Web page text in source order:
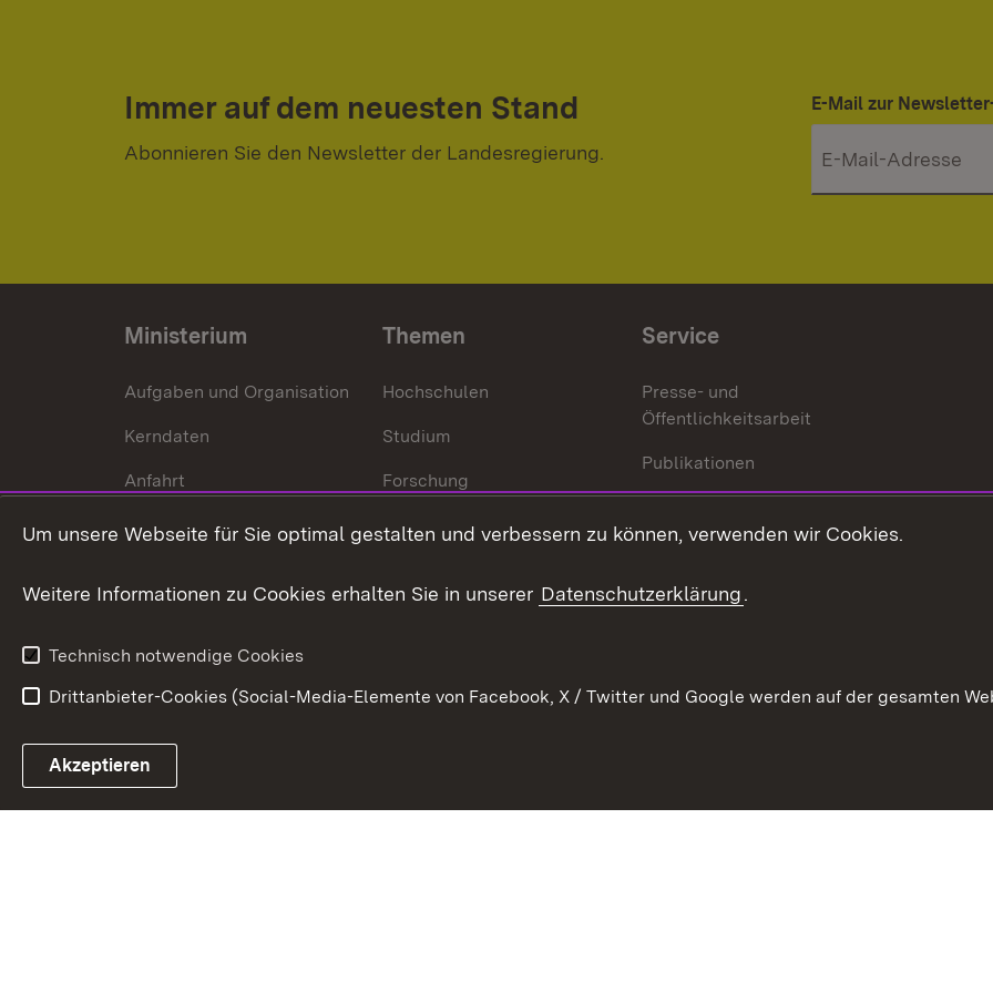
Immer auf dem neuesten Stand
Abonnieren Sie den Newsletter der Landesregierung.
E-Mail zur
Ministerium
Aufgaben und Organisation
Kerndaten
Anfahrt
Themen
Hochschulen
Studium
Forschung
Internationales
Service
Presse- und
Öffentlichkeitsarbeit
Publikationen
Mediathek
Ausschreibungen
Link zum Landesportal
Um unsere Webseite für Sie optimal gestalten und verbessern zu können, verwenden wir Cookies.
Weitere Informationen zu Cookies erhalten Sie in unserer Datenschutzerklärung.
Technisch notwendige Cookies
Drittanbieter-Cookies (Social-Media-Elemente von Facebook, X / Twitter und Google werden auf der gesamten
Akzeptieren